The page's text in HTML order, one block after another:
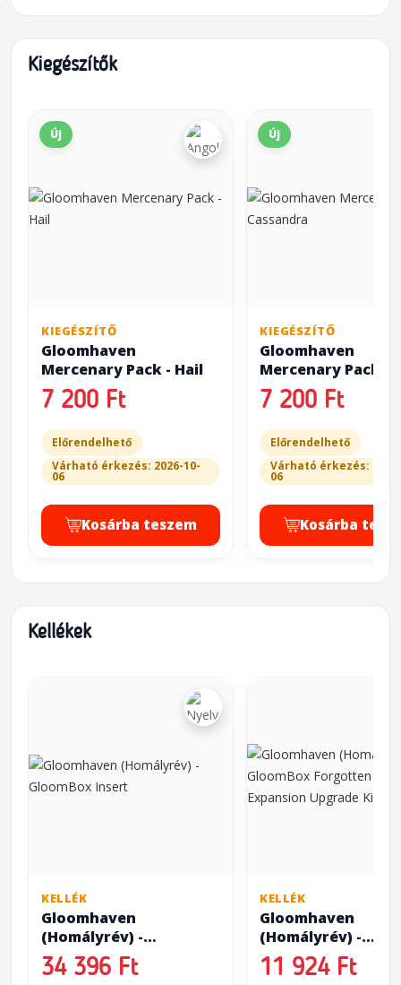
Kiegészítők
Új
KIEGÉSZÍTŐ
Gloomhaven
Mercenary Pack - Hail
7 200 Ft
Előrendelhető
Várható érkezés: 2026-10-
06
Kosárba teszem
Új
KIEGÉSZÍTŐ
Gloomhaven
Mercenary Pack -
Cassandra
7 200 Ft
Előrendelhető
Várható érkezés:
06
Kosárba
Kellékek
KELLÉK
Gloomhaven
(Homályrév) -
GloomBox Insert
34 396 Ft
KELLÉK
Gloomhaven
(Homályrév) -
GloomBox
Circles Expansion
11 924 Ft